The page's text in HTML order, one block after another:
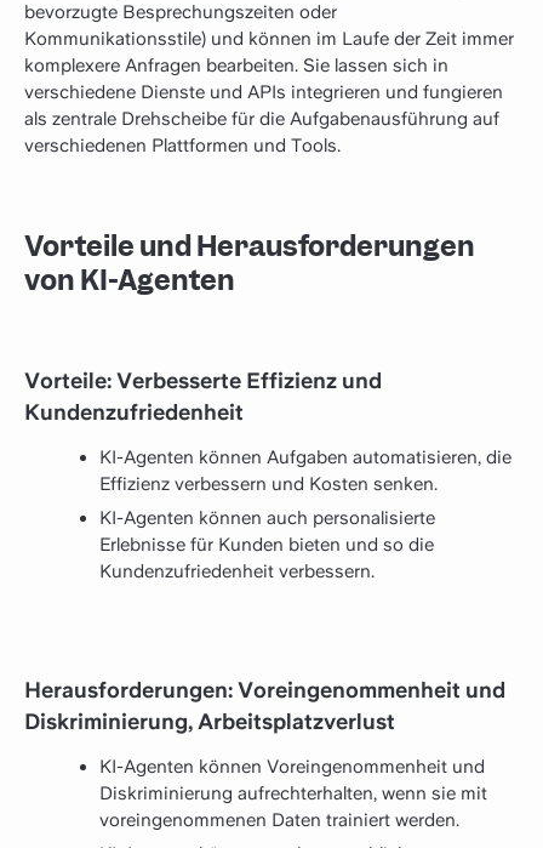
bevorzugte Besprechungszeiten oder
Kommunikationsstile) und können im Laufe der Zeit immer
komplexere Anfragen bearbeiten. Sie lassen sich in
verschiedene Dienste und APIs integrieren und fungieren
als zentrale Drehscheibe für die Aufgabenausführung auf
verschiedenen Plattformen und Tools.
Vorteile und Herausforderungen
von KI-Agenten
Vorteile: Verbesserte Effizienz und
Kundenzufriedenheit
KI-Agenten können Aufgaben automatisieren, die
Effizienz verbessern und Kosten senken.
KI-Agenten können auch personalisierte
Erlebnisse für Kunden bieten und so die
Kundenzufriedenheit verbessern.
Herausforderungen: Voreingenommenheit und
Diskriminierung, Arbeitsplatzverlust
KI-Agenten können Voreingenommenheit und
Diskriminierung aufrechterhalten, wenn sie mit
voreingenommenen Daten trainiert werden.